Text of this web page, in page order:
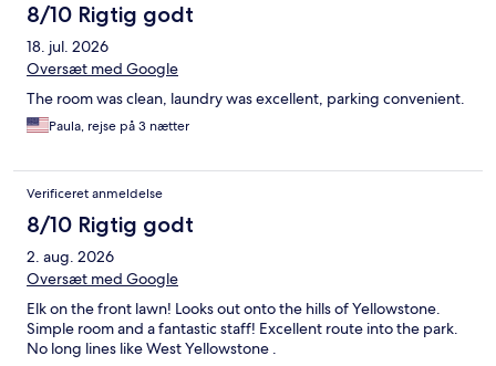
8/10 Rigtig godt
18. jul. 2026
Oversæt med Google
The room was clean, laundry was excellent, parking convenient.
Paula, rejse på 3 nætter
Verificeret anmeldelse
8/10 Rigtig godt
2. aug. 2026
Oversæt med Google
Elk on the front lawn! Looks out onto the hills of Yellowstone.
Simple room and a fantastic staff! Excellent route into the park.
No long lines like West Yellowstone .